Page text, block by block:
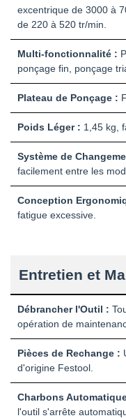
excentrique de 3000 à
de 220 à 520 tr/min.
Multi-fonctionnalité :
ponçage fin, ponçage
Plateau de Ponçage :
Poids Léger : 1,45 kg,
Système de
facilement entre les
Conception
fatigue excessive.
Entretien et
Débrancher l'Outil :
opération de
Pièces de Rechange :
d'origine Festool.
Charbons
l'outil s'arrête